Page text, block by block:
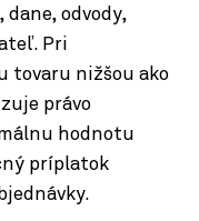
odvody,
Pri
tovaru nižšou ako
právo
hodnotu
príplatok